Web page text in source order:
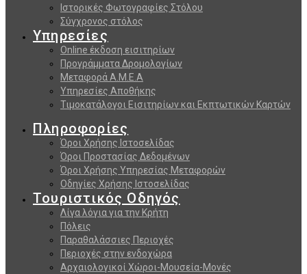
Ιστορικές Φωτογραφίες Στόλου
Σύγχρονος στόλος
Υπηρεσίες
Online έκδοση εισιτηρίων
Προγράμματα Δρομολογίων
Μεταφορά Α.Μ.Ε.Α
Υπηρεσίες Αποθήκης
Τιμοκατάλογοι Εισιτηρίων και Εκπτωτικών Καρτών
Πληροφορίες
Όροι Χρήσης Ιστοσελίδας
Όροι Προστασίας Δεδομένων
Όροι Χρήσης Υπηρεσίας Μεταφορών
Οδηγίες Χρήσης Ιστοσελίδας
Τουριστικός Οδηγός
Λίγα λόγια για την Κρήτη
Πόλεις
Παραθαλάσσιες Περιοχές
Περιοχές στην ενδοχώρα
Αρχαιολογικοί Χώροι-Μουσεία-Μονές